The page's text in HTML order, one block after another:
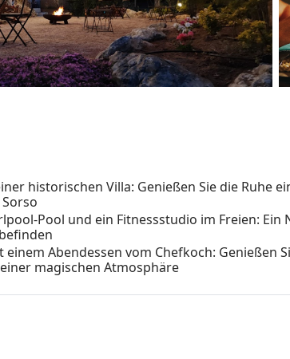
historischen Villa: Genießen Sie die Ruhe
Pool und ein Fitnessstudio im Freien: Ein
einem Abendessen vom Chefkoch: Genießen
magischen Atmosphäre